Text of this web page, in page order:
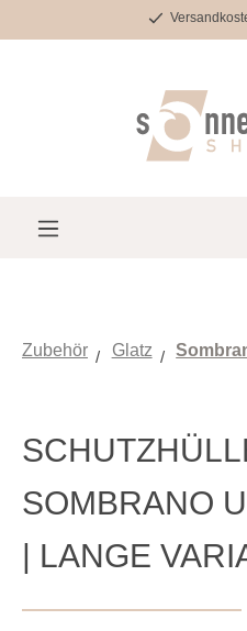
Zum Hauptinhalt springen
Zubehör Glatz
SOMBRANO
| LANGE